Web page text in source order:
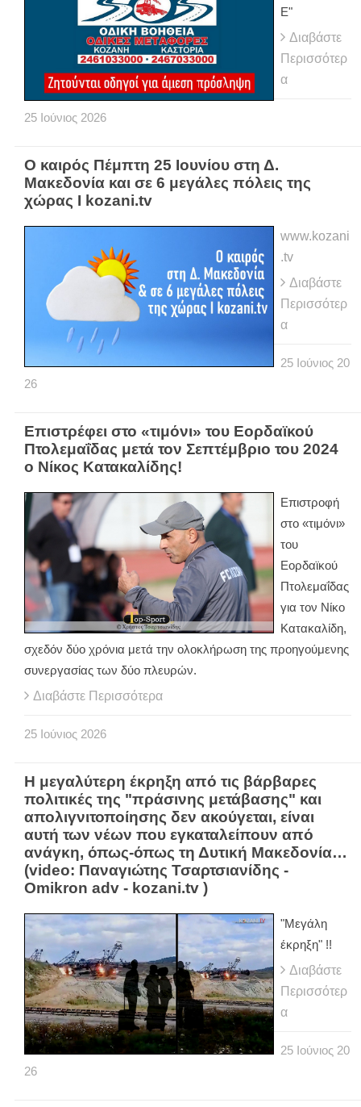
E"
Διαβάστε
Περισσότερ
α
25 Ιούνιος 2026
Ο καιρός Πέμπτη 25 Ιουνίου στη Δ.
Μακεδονία και σε 6 μεγάλες πόλεις της
χώρας Ι kozani.tv
www.kozani
.tv
Διαβάστε
Περισσότερ
α
25 Ιούνιος 20
26
Επιστρέφει στο «τιμόνι» του Εορδαϊκού
Πτολεμαΐδας μετά τον Σεπτέμβριο του 2024
ο Νίκος Κατακαλίδης!
Επιστροφή
στο «τιμόνι»
του
Εορδαϊκού
Πτολεμαΐδας
για τον Νίκο
Κατακαλίδη,
σχεδόν δύο χρόνια μετά την ολοκλήρωση της προηγούμενης
συνεργασίας των δύο πλευρών.
Διαβάστε Περισσότερα
25 Ιούνιος 2026
Η μεγαλύτερη έκρηξη από τις βάρβαρες
πολιτικές της "πράσινης μετάβασης" και
απολιγνιτοποίησης δεν ακούγεται, είναι
αυτή των νέων που εγκαταλείπουν από
ανάγκη, όπως-όπως τη Δυτική Μακεδονία…
(video: Παναγιώτης Τσαρτσιανίδης -
Omikron adv - kozani.tv )
"Μεγάλη
έκρηξη" !!
Διαβάστε
Περισσότερ
α
25 Ιούνιος 20
26